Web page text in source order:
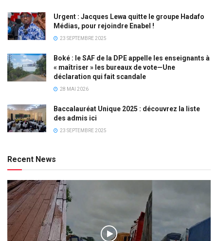
Urgent : Jacques Lewa quitte le groupe Hadafo
Médias, pour rejoindre Enabel !
23 SEPTEMBRE 2025
Boké : le SAF de la DPE appelle les enseignants à
« maîtriser » les bureaux de vote—Une
déclaration qui fait scandale
28 MAI 2026
Baccalauréat Unique 2025 : découvrez la liste
des admis ici
23 SEPTEMBRE 2025
Recent News